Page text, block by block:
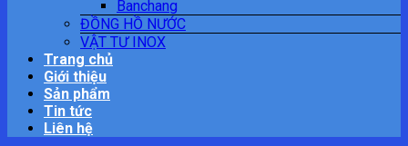
Banchang
ĐỒNG HỒ NƯỚC
VẬT TƯ INOX
Trang chủ
Giới thiệu
Sản phẩm
Tin tức
Liên hệ